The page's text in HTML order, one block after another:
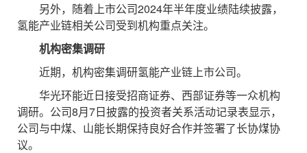
另外，随着上市公司2024年半年度业绩陆续披露，
氢能产业链相关公司受到机构重点关注。
机构密集调研
近期，机构密集调研氢能产业链上市公司。
华光环能近日接受招商证券、西部证券等一众机构
调研。公司8月7日披露的投资者关系活动记录表显示，
公司与中煤、山能长期保持良好合作并签署了长协煤协
议。